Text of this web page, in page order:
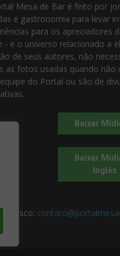
Mesa de Bar é feito por
e gastronomia para levar
para os apreciadores
- e o universo relacionado a
de seus autores, não
as fotos usadas quando não
do Portal ou são de
Baixar
Baixar
Inglês